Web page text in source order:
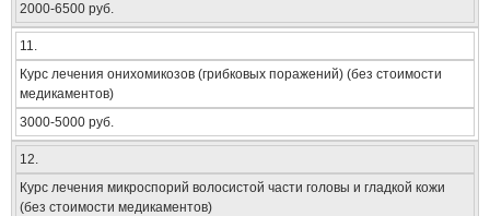
2000-6500 руб.
11.
Курс лечения онихомикозов (грибковых поражений) (без стоимости
медикаментов)
3000-5000 руб.
12.
Курс лечения микроспорий волосистой части головы и гладкой кожи
(без стоимости медикаментов)